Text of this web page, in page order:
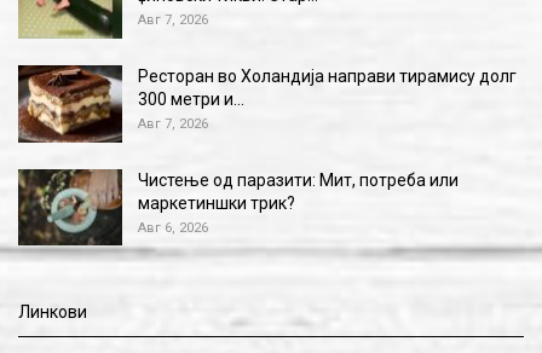
Авг 7, 2026
Ресторан во Холандија направи тирамису долг
300 метри и…
Авг 7, 2026
Чистење од паразити: Мит, потреба или
маркетиншки трик?
Авг 6, 2026
Линкови